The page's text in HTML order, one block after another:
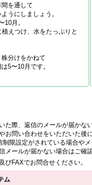
を通して
うにしましょう。
10月。
えつけ、水をたっぷりと
分けをかねて
5〜10月です。
た際、返信のメールが届かな
お問い合わせをいただいた後
限設定がされている場合や
メールが届かない場合はご確
びFAXでお問合せください。
ム